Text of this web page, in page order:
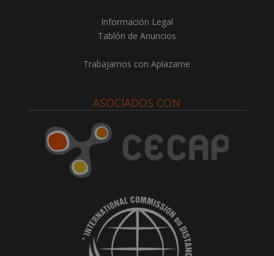
Información Legal
Tablón de Anuncios
Trabajamos con Aplazame
ASOCIADOS CON